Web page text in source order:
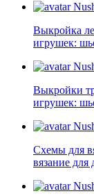
Выкройка
игрушек:
Выкройки
игрушек:
Схемы для
вязание